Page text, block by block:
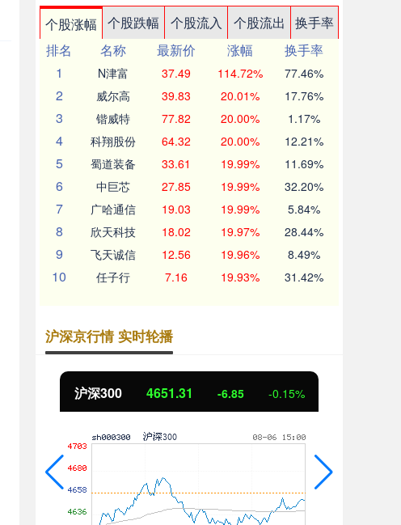
个股涨幅 个股跌幅 个股流入 个股流出
换手率
排名
名称 最新价 涨幅
换手率
1
N津富 37.49 114.72% 77.46%
2 威尔高 39.83 20.01% 17.76%
3 锴威特 77.82 20.00% 1.17%
4 科翔股份 64.32 20.00% 12.21%
5 蜀道装备 33.61 19.99% 11.69%
6 中巨芯 27.85 19.99% 32.20%
7 广哈通信 19.03 19.99% 5.84%
8 欣天科技 18.02 19.97% 28.44%
9 飞天诚信 12.56 19.96% 8.49%
10 任子行 7.16 19.93% 31.42%
沪深京行情 实时轮播
北证50 1122.88 3.42 0.30%